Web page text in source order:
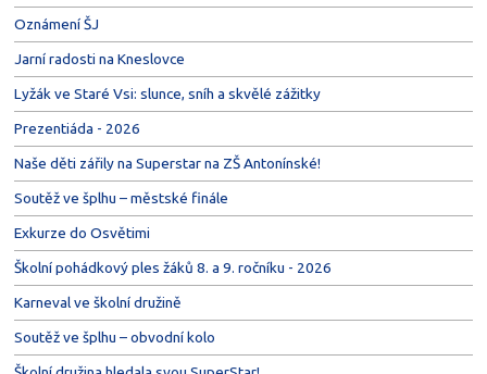
Oznámení ŠJ
Jarní radosti na Kneslovce
Lyžák ve Staré Vsi: slunce, sníh a skvělé zážitky
Prezentiáda - 2026
Naše děti zářily na Superstar na ZŠ Antonínské!
Soutěž ve šplhu – městské finále
Exkurze do Osvětimi
Školní pohádkový ples žáků 8. a 9. ročníku - 2026
Karneval ve školní družině
Soutěž ve šplhu – obvodní kolo